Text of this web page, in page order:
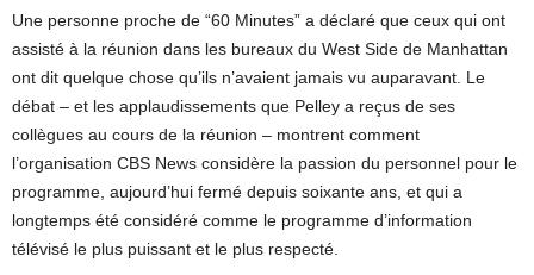
Une personne proche de “60 Minutes” a déclaré que ceux qui ont
assisté à la réunion dans les bureaux du West Side de Manhattan
ont dit quelque chose qu’ils n’avaient jamais vu auparavant. Le
débat – et les applaudissements que Pelley a reçus de ses
collègues au cours de la réunion – montrent comment
l’organisation CBS News considère la passion du personnel pour le
programme, aujourd’hui fermé depuis soixante ans, et qui a
longtemps été considéré comme le programme d’information
télévisé le plus puissant et le plus respecté.